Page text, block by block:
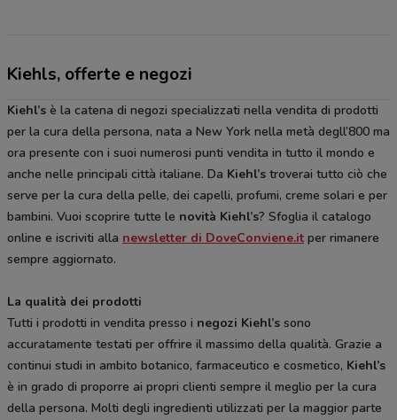
Kiehls, offerte e negozi
Kiehl’s è la catena di negozi specializzati nella vendita di prodotti
per la cura della persona, nata a New York nella metà degll’800 ma
ora presente con i suoi numerosi punti vendita in tutto il mondo e
anche nelle principali città italiane. Da Kiehl’s troverai tutto ciò che
serve per la cura della pelle, dei capelli, profumi, creme solari e per
bambini. Vuoi scoprire tutte le novità Kiehl’s? Sfoglia il catalogo
online e iscriviti alla newsletter di DoveConviene.it per rimanere
sempre aggiornato.
La qualità dei prodotti
Tutti i prodotti in vendita presso i negozi Kiehl’s sono
accuratamente testati per offrire il massimo della qualità. Grazie a
continui studi in ambito botanico, farmaceutico e cosmetico, Kiehl’s
è in grado di proporre ai propri clienti sempre il meglio per la cura
della persona. Molti degli ingredienti utilizzati per la maggior parte